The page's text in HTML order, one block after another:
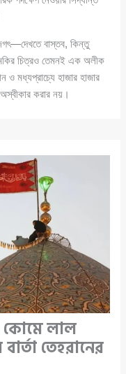
বাস্তব, কিন্তু
চিত্রও তেমনই এক অলীক
ও মধ্যপ্রাচ্যে হাজার হাজার
করার নয়।
কোমে লাল
তেহরানের